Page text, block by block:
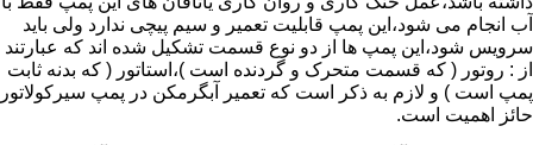
آب انجام می شود،این پمپ قابلیت تعمیر و سیم پیچی ندارد ولی باید
سرویس شود،این پمپ ها از دو نوع قسمت تشکیل شده اند که عبارتند
از : روتور ( که قسمت متحرک و گردنده است )،استاتور ( که بدنه ثابت
پمپ است ) و لازم به ذکر است که تعمیر آبگرمکن در پمپ سیرکولاتور
حائز اهمیت است.